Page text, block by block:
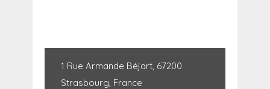
1 Rue Armande Béjart, 67200
Strasbourg, France